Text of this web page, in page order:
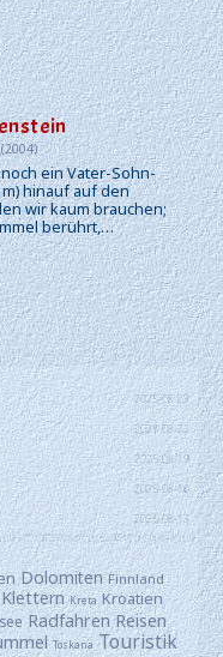
ein Vater-Sohn-
hinauf auf den
wir kaum brauchen;
berührt,…
2025-08-23
2025-08-22
2025-08-19
2025-08-16
2025-08-13
Dolomiten Finnland
Klettern Kreta Kroatien
Radfahren Reisen
Toskana Touristik